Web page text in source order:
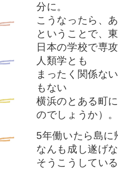
分に。
こうなったら、
ということで、
日本の学校で専
人類学とも
まったく関係な
もない
横浜のとある町
のでしょうか）
5年働いたら島に
なんも成し遂げ
そうこうしてい